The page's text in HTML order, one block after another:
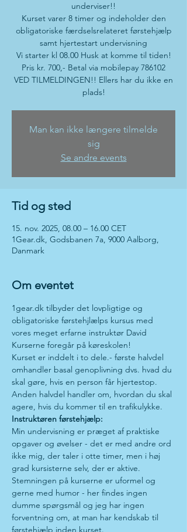
underviser!!
Kurset varer 8 timer og indeholder den
obligatoriske færdselsrelateret førstehjælp
samt hjertestart undervisning
Vi starter kl 08.00 Husk at komme til tiden!
Pris kr. 700,- Betal via mobilepay 786102
VED TILMELDINGEN!! Ellers har du ikke en
plads!
Man kan ikke længere tilmelde
sig
Se andre events
Tid og sted
15. nov. 2025, 08.00 – 16.00 CET
1Gear.dk, Godsbanen 7a, 9000 Aalborg,
Danmark
Om eventet
1gear.dk tilbyder det lovpligtige og
obligatoriske førstehjlælps kursus med
vores meget erfarne instruktør David
Kurserne foregår på køreskolen!
Kurset er inddelt i to dele.- første halvdel
omhandler basal genoplivning dvs. hvad du
skal gøre, hvis en person får hjertestop.
Anden halvdel handler om, hvordan du skal
agere, hvis du kommer til en trafikulykke.
Instruktøren førstehjælp:
Min undervisning er præget af praktiske
opgaver og øvelser - det er med andre ord
ikke mig, der taler i otte timer, men i høj
grad kursisterne selv, der er aktive.
Stemningen på kurserne er uformel og
gerne med humor - her findes ingen
dumme spørgsmål og jeg har ingen
forventning om, at man har kendskab til
førstehjælp inden kurset.